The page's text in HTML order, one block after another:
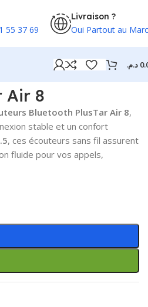
55 37 69
Livraison ?
Oui Partout au
د.م.
Air 8
Bluetooth PlusTar Air 8,
stable et un confort
, ces écouteurs sans fil assurent
fluide pour vos appels,